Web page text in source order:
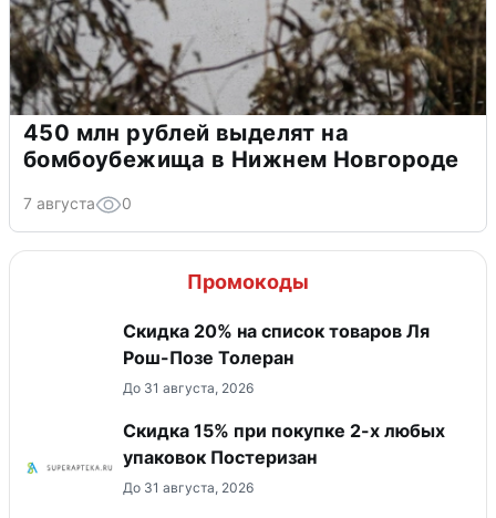
450 млн рублей выделят на
бомбоубежища в Нижнем Новгороде
7 августа 0
Промокоды
Скидка 20% на список товаров Ля
Рош-Позе Толеран
До 31 августа, 2026
Скидка 15% при покупке 2-х любых
упаковок Постеризан
До 31 августа, 2026